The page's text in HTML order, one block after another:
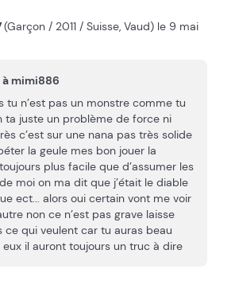
(Garçon / 2011 / Suisse, Vaud) le 9 mai
à mimi886
tu n’est pas un monstre comme tu
ta juste un problème de force ni
c’est sur une nana pas très solide
la geule mes bon jouer la
plus facile que d’assumer les
moi on ma dit que j’était le diable
ect... alors oui certain vont me voir
non ce n’est pas grave laisse
ce qui veulent car tu auras beau
eux il auront toujours un truc à dire